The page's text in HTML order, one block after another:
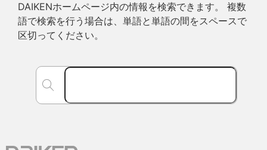
DAIKENホームページ内の情報を検索できます。 複数
語で検索を行う場合は、単語と単語の間をスペースで
区切ってください。